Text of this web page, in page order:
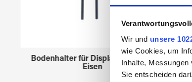
Wir und unsere
wie Cookies, um
Inhalte,
Sie entscheiden
Bodenhalter für Displays 45958xx
Eisen